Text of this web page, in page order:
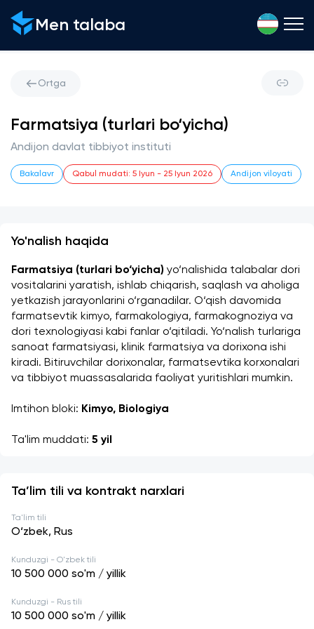
Men talaba
Ortga
Farmatsiya (turlari bo‘yicha)
Andijon davlat tibbiyot instituti
Bakalavr Qabul mudati: 5 Iyun - 25 Iyun 2026 Andijon viloyati
Yo'nalish haqida
Farmatsiya (turlari bo‘yicha) yo‘nalishida talabalar dori
vositalarini yaratish, ishlab chiqarish, saqlash va aholiga
yetkazish jarayonlarini o‘rganadilar. O‘qish davomida
farmatsevtik kimyo, farmakologiya, farmakognoziya va
dori texnologiyasi kabi fanlar o‘qitiladi. Yo‘nalish turlariga
sanoat farmatsiyasi, klinik farmatsiya va dorixona ishi
kiradi. Bitiruvchilar dorixonalar, farmatsevtika korxonalari
va tibbiyot muassasalarida faoliyat yuritishlari mumkin.
Imtihon bloki: Kimyo, Biologiya
Ta'lim muddati: 5 yil
Ta’lim tili va kontrakt narxlari
Ta'lim tili
O‘zbek, Rus
Kunduzgi - O'zbek tili
10 500 000 so'm / yillik
Kunduzgi - Rus tili
10 500 000 so'm / yillik